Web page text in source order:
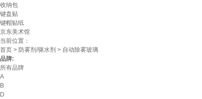
收纳包
键盘贴
键帽贴纸
京东美术馆
当前位置：
首页 > 防雾剂/驱水剂 > 自动除雾玻璃
品牌:
所有品牌
A
B
D